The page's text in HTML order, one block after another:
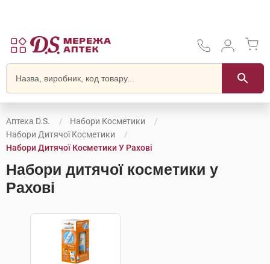
Аптека D.S.
Набори Косметики
Набори Дитячої Косметики
Набори Дитячої Косметики У Рахові
Набори дитячої косметики у
Рахові